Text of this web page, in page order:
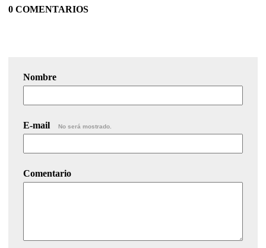
0 COMENTARIOS
Nombre
E-mail No será mostrado.
Comentario